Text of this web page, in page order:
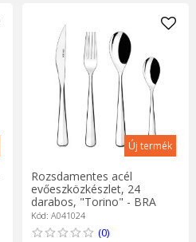
Új termék
Rozsdamentes acél
evőeszközkészlet, 24
darabos, "Torino" - BRA
Kód: A041024
(0)